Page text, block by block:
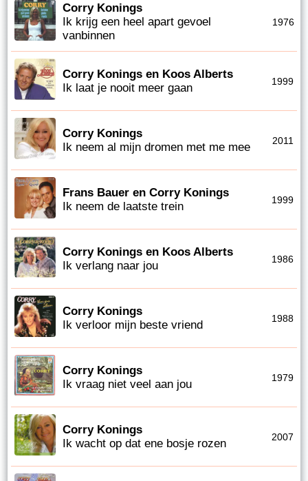
Corry Konings
Ik krijg een heel apart gevoel
vanbinnen
1976
Corry Konings en Koos Alberts
Ik laat je nooit meer gaan
1999
Corry Konings
Ik neem al mijn dromen met me mee
2011
Frans Bauer en Corry Konings
Ik neem de laatste trein
1999
Corry Konings en Koos Alberts
Ik verlang naar jou
1986
Corry Konings
Ik verloor mijn beste vriend
1988
Corry Konings
Ik vraag niet veel aan jou
1979
Corry Konings
Ik wacht op dat ene bosje rozen
2007